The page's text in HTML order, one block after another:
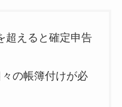
超えると確定申告
の帳簿付けが必